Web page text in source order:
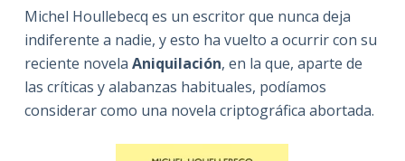
n
d
o
Michel Houllebecq es un escritor que nunca deja
indiferente a nadie, y esto ha vuelto a ocurrir con su
reciente novela Aniquilación, en la que, aparte de
las críticas y alabanzas habituales, podíamos
considerar como una novela criptográfica abortada.